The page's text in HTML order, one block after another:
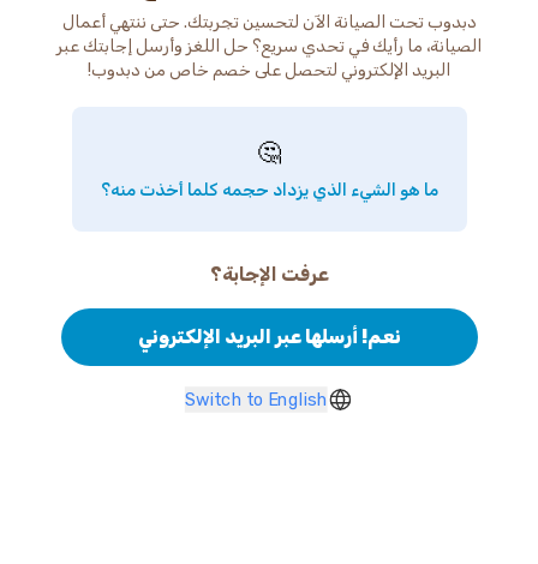
دبدوب تحت الصيانة الآن لتحسين تجربتك. حتى ننتهي أعمال
الصيانة، ما رأيك في تحدي سريع؟ حل اللغز وأرسل إجابتك عبر
البريد الإلكتروني لتحصل على خصم خاص من دبدوب!
🤔
ما هو الشيء الذي يزداد حجمه كلما أخذت منه؟
عرفت الإجابة؟
نعم! أرسلها عبر البريد الإلكتروني
Switch to English